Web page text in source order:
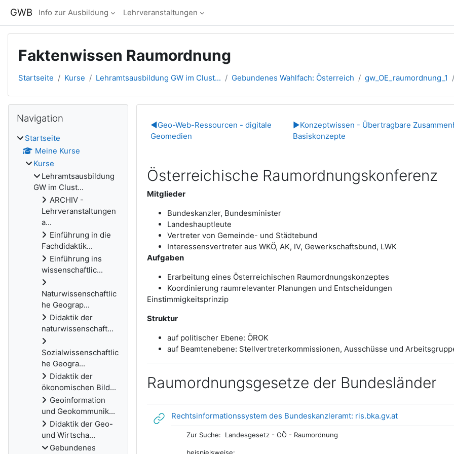
GWB Info zur Ausbildung Lehrveranstaltungen
Faktenwissen Raumordnung
Startseite Kurse Lehramtsausbildung GW im Clust... Gebundenes Wahlfach: Österreich gw_OE_raumordnung_1
Abschnittsübersicht
◀︎Geo-Web-Ressourcen - digitale
Geomedien
▶︎Konzeptwissen - Übertragbare
Basiskonzepte
Österreichische Raumordnungskonferenz
Mitglieder
Bundeskanzler, Bundesminister
Landeshauptleute
Vertreter von Gemeinde- und Städtebund
Interessensvertreter aus WKÖ, AK, IV, Gewerkschaftsbund, LWK
Aufgaben
Erarbeitung eines Österreichischen Raumordnungskonzeptes
Koordinierung raumrelevanter Planungen und Entscheidungen
Einstimmigkeitsprinzip
Struktur
auf politischer Ebene: ÖROK
auf Beamtenebene: Stellvertreterkommissionen, Ausschüsse und
Raumordnungsgesetze der Bundesländer
Rechtsinformationssystem des Bundeskanzleramt: ris.bka.gv.atLink/URL
Zur Suche: Landesgesetz - OÖ - Raumordnung
beispielsweise:
Blöcke
Navigation
Startseite
Meine Kurse
Kurse
Lehramtsausbildung
GW im Clust...
ARCHIV -
Lehrveranstaltungen
a...
Einführung in die
Fachdidaktik...
Einführung ins
wissenschaftlic...
Naturwissenschaftlic
he Geograp...
Didaktik der
naturwissenschaft...
Sozialwissenschaftlic
he Geogra...
Didaktik der
ökonomischen Bild...
Geoinformation
und Geokommunik...
Didaktik der Geo-
und Wirtscha...
Gebundenes